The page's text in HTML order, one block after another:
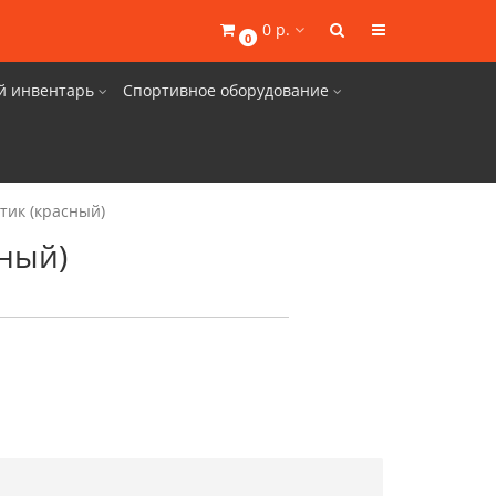
0 0 р.
инвентарь Спортивное оборудование
(красный)